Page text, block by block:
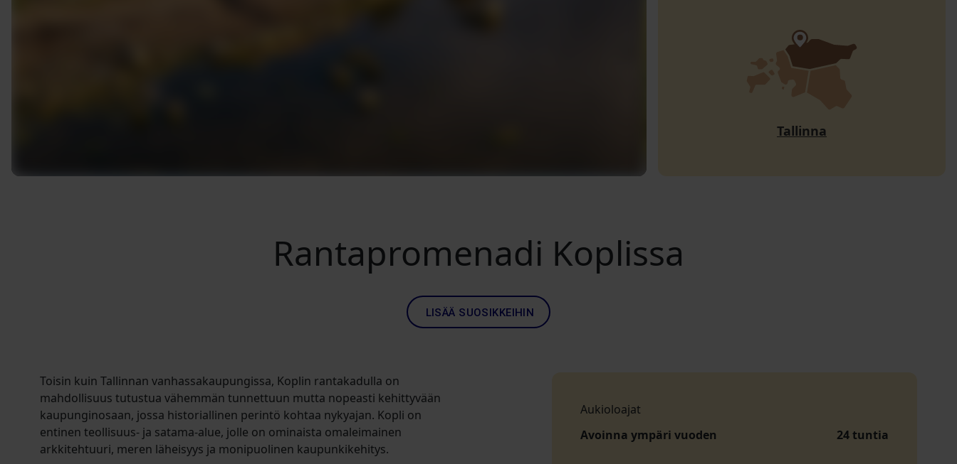
Tallinna
Rantapromenadi Koplissa
LISÄÄ SUOSIKKEIHIN
Toisin kuin Tallinnan vanhassakaupungissa, Koplin rantakadulla on
mahdollisuus tutustua vähemmän tunnettuun mutta nopeasti kehittyvään
kaupunginosaan, jossa historiallinen perintö kohtaa nykyajan. Kopli on
entinen teollisuus- ja satama-alue, jolle on ominaista omaleimainen
arkkitehtuuri, meren läheisyys ja monipuolinen kaupunkikehitys.
Aukioloajat
Avoinna ympäri vuoden
24 tuntia